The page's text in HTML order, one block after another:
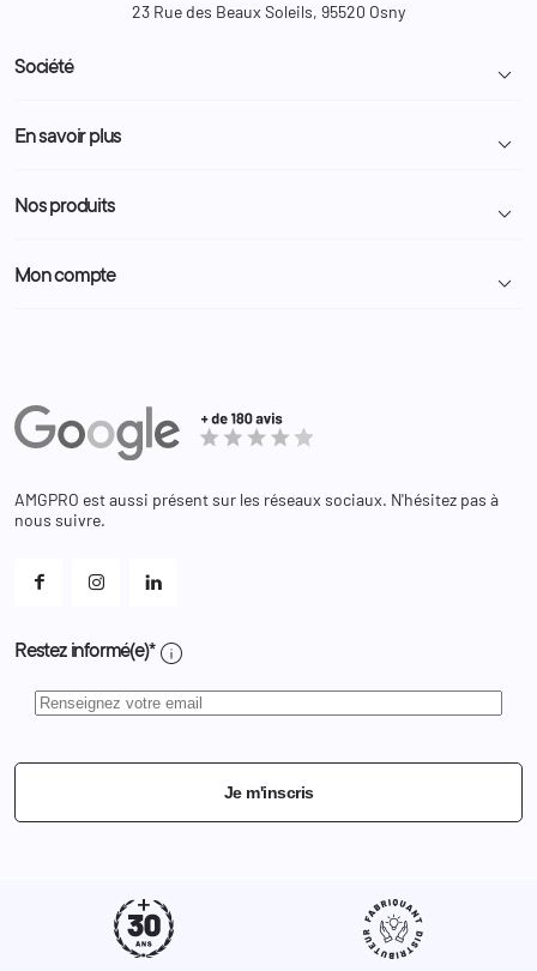
23 Rue des Beaux Soleils, 95520 Osny
Société 
Livraison et retour colis
Demande de devis
Nous contacter
En savoir plus 
Programme Fidélité
Administration
Nos produits 
Police Municipale | ASVP
Equipements
Bagagerie
Mon compte 
Adresses
Bons de réduction
Et les cookies ?
AMGPRO est aussi présent sur les réseaux sociaux. N'hésitez pas à
nous suivre.
Restez informé(e)* info
Je m'inscris